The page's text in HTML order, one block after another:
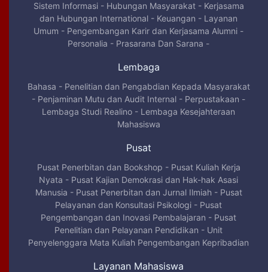
Sistem Informasi- Hubungan Masyarakat- Kerjasama
dan Hubungan International - Keuangan - Layanan
Umum - Pengembangan Karir dan Kerjasama Alumni -
Personalia - Prasarana Dan Sarana -
Lembaga
Bahasa - Penelitian dan Pengabdian Kepada Masyarakat
- Penjaminan Mutu dan Audit Internal - Perpustakaan -
Lembaga Studi Realino - Lembaga Kesejahteraan
Mahasiswa
Pusat
Pusat Penerbitan dan Bookshop - Pusat Kuliah Kerja
Nyata - Pusat Kajian Demokrasi dan Hak-hak Asasi
Manusia - Pusat Penerbitan dan Jurnal Ilmiah - Pusat
Pelayanan dan Konsultasi Psikologi - Pusat
Pengembangan dan Inovasi Pembalajaran - Pusat
Penelitian dan Pelayanan Pendidikan - Unit
Penyelenggara Mata Kuliah Pengembangan Kepribadian
Layanan Mahasiswa